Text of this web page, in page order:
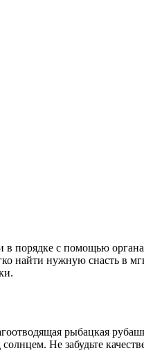
порядке с помощью
найти нужную снасть в
рыбацкая
Не забудьте